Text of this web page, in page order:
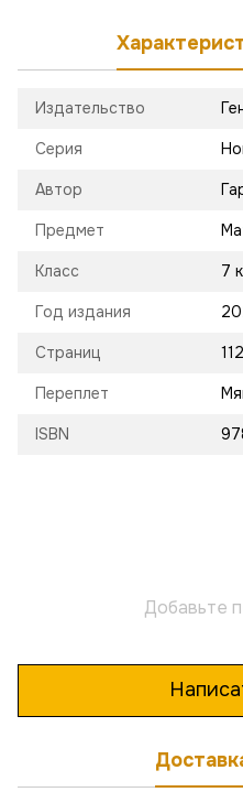
Издательство
Серия
Автор
Предмет
Класс 7
Год издания
Страниц 112
Переплет
ISBN
Добавьте